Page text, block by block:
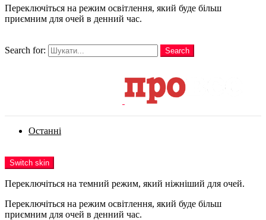
Переключіться на режим освітлення, який буде більш
приємним для очей в денний час.
Search for:
Search
Останні
Switch skin
Переключіться на темний режим, який ніжніший для очей.
Переключіться на режим освітлення, який буде більш
приємним для очей в денний час.